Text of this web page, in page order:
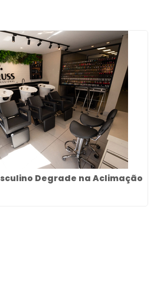
Degrade na Aclimação